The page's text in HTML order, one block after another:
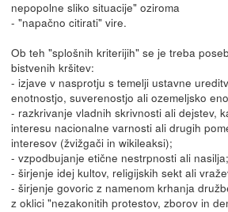
nepopolne sliko situacije" oziroma
- "napačno citirati" vire.
Ob teh "splošnih kriterijih" se je treba
bistvenih kršitev:
- izjave v nasprotju s temelji ustavne
enotnostjo, suverenostjo ali ozemeljsko
- razkrivanje vladnih skrivnosti ali dejstev,
interesu nacionalne varnosti ali drugih
interesov (žvižgači in wikileaksi);
- vzpodbujanje etične nestrpnosti ali nasilja;
- širjenje idej kultov, religijskih sekt ali
- širjenje govoric z namenom krhanja
z oklici "nezakonitih protestov, zborov in